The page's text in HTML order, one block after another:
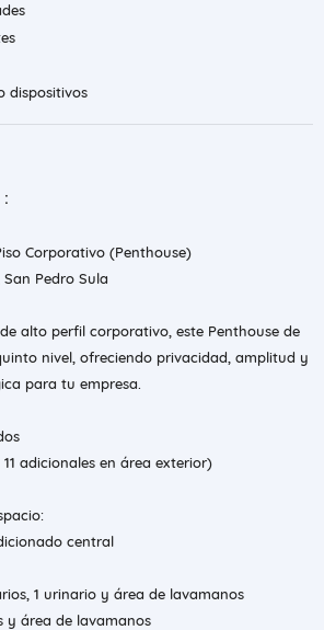
dispositivos
:
Corporativo (Penthouse)
San Pedro Sula
alto perfil corporativo, este Penthouse de
nivel, ofreciendo privacidad, amplitud y
para tu empresa.
adicionales en área exterior)
central
1 urinario y área de lavamanos
y área de lavamanos